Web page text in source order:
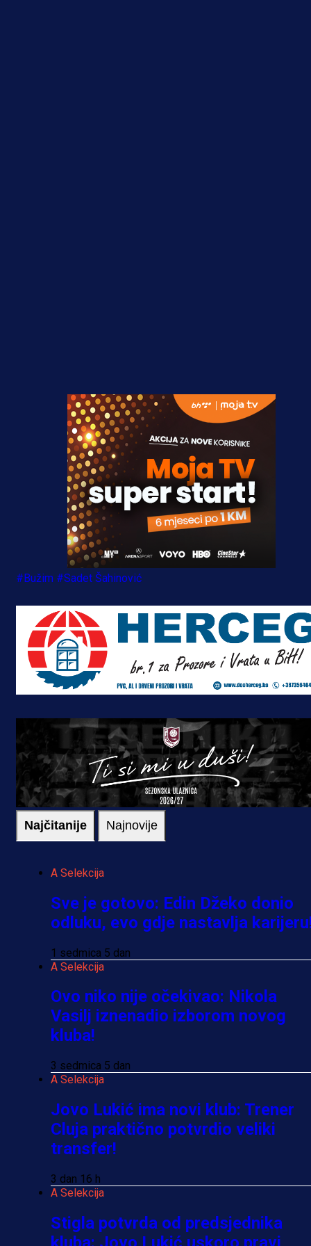
#Bužim #Sadet Šahinović
Najčitanije Najnovije
A Selekcija
Sve je gotovo: Edin Džeko donio
odluku, evo gdje nastavlja
1 sedmica 5 dan
A Selekcija
Ovo niko nije očekivao: Nikola
Vasilj iznenadio izborom novog
kluba!
3 sedmica 5 dan
A Selekcija
Jovo Lukić ima novi klub: Trener
Cluja praktično potvrdio veliki
transfer!
3 dan 16 h
A Selekcija
Stigla potvrda od predsjednika